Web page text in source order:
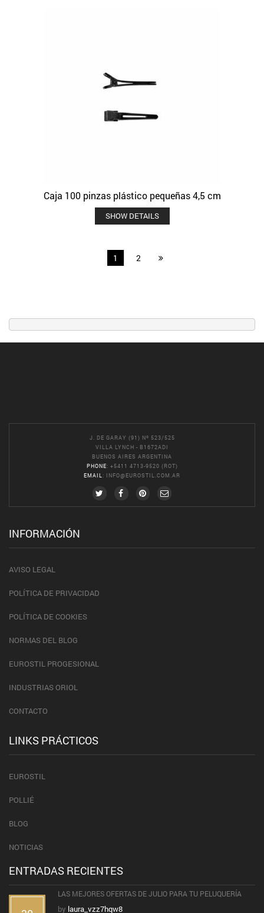
Caja 100 pinzas plástico pequeñas 4,5 cm
SHOW DETAILS
1 2
J. DE GARAY (91) Nº 523/525
VILLA LYNCH - B1672ADI
BUENOS AIRES ARGENTINA
PHONE: +5411 4713-9520 (ROT)
EMAIL : INFO@EUROSTIL.COM.AR
INFORMACIÓN
AVISO LEGAL
POLÍTICA DE PRIVACIDAD
POLÍTICA DE COOKIES
NORMAS DEL BLOG
EUROSTIL PROGESIONAL
INDUSTRIAS ORIOL
CONTACTO
LINKS PRÁCTICOS
EUROSTIL
POLLIÉ
BLOG
NOTICIAS
ENTRADAS RECIENTES
LAS MEJORES OFERTAS DE JULIO PARA TU PELUQUERÍA
by laura_vzz7hqw8